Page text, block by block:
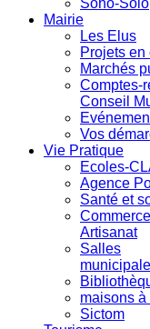
Soho-Solo
Mairie
Les Elus
Projets en
Marchés
Comptes-
Conseil
Vos
Vie Pratique
Ecoles-
Agence
Santé et
Artisanat
Salles
maisons à
Sictom